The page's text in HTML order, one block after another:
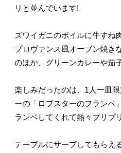
リと並んでいます!
ズワイガニのボイルに牛すね
プロヴァンス風オーブン焼き
のほか、グリーンカレーや茄
楽しみだったのは、1人一皿
ーの「ロブスターのフランベ
ランベしてくれて熱々プリプ
テーブルにサーブしてもらえ